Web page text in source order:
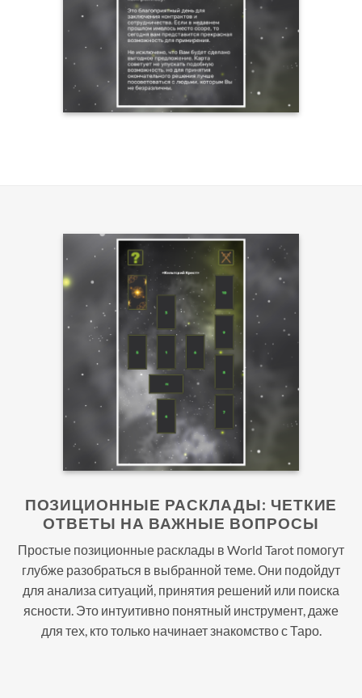
ПОЗИЦИОННЫЕ РАСКЛАДЫ: ЧЕТКИЕ
ОТВЕТЫ НА ВАЖНЫЕ ВОПРОСЫ
Простые позиционные расклады в World Tarot помогут
глубже разобраться в выбранной теме. Они подойдут
для анализа ситуаций, принятия решений или поиска
ясности. Это интуитивно понятный инструмент, даже
для тех, кто только начинает знакомство с Таро.